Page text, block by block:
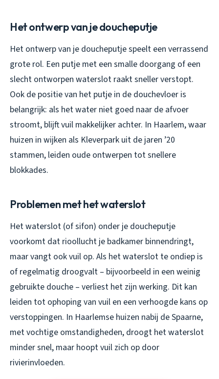
Het ontwerp van je doucheputje
Het ontwerp van je doucheputje speelt een verrassend
grote rol. Een putje met een smalle doorgang of een
slecht ontworpen waterslot raakt sneller verstopt.
Ook de positie van het putje in de douchevloer is
belangrijk: als het water niet goed naar de afvoer
stroomt, blijft vuil makkelijker achter. In Haarlem, waar
huizen in wijken als Kleverpark uit de jaren ’20
stammen, leiden oude ontwerpen tot snellere
blokkades.
Problemen met het waterslot
Het waterslot (of sifon) onder je doucheputje
voorkomt dat rioollucht je badkamer binnendringt,
maar vangt ook vuil op. Als het waterslot te ondiep is
of regelmatig droogvalt – bijvoorbeeld in een weinig
gebruikte douche – verliest het zijn werking. Dit kan
leiden tot ophoping van vuil en een verhoogde kans op
verstoppingen. In Haarlemse huizen nabij de Spaarne,
met vochtige omstandigheden, droogt het waterslot
minder snel, maar hoopt vuil zich op door
rivierinvloeden.